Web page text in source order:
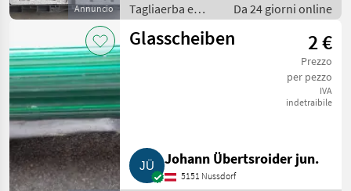
Annuncio
Tagliaerba e
macchine da
giardinaggio /
Da 24 giorni online
Glasscheiben 2 €
Prezzo
per pezzo
IVA
indetraibile
Johann Übertsroider jun.
5151 Nussdorf